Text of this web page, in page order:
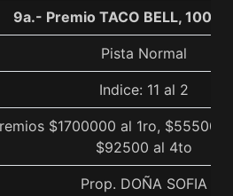
9a.- Premio TACO BELL, 1000
Pista Normal
Indice: 11 al 2
$1700000 al 1ro,
$92500 al 4to
Prop. DOÑA SOFIA